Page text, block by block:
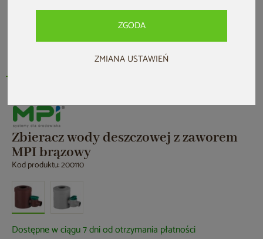
ZGODA
ZMIANA USTAWIEŃ
Zbieracz wody deszczowej z zaworem
MPI brązowy
Kod produktu: 200110
Dostępne w ciągu 7 dni od otrzymania płatności